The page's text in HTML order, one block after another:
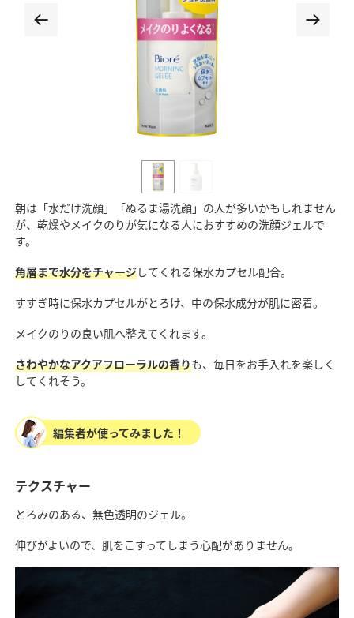
朝は「水だけ洗顔」「ぬるま湯洗顔」の人が多いかもしれません
が、乾燥やメイクのりが気になる人におすすめの洗顔ジェルで
す。
角層まで水分をチャージしてくれる保水カプセル配合。
すすぎ時に保水カプセルがとろけ、中の保水成分が肌に密着。
メイクのりの良い肌へ整えてくれます。
さわやかなアクアフローラルの香りも、毎日をお手入れを楽しく
してくれそう。
編集者が使ってみました！
テクスチャー
とろみのある、無色透明のジェル。
伸びがよいので、肌をこすってしまう心配がありません。